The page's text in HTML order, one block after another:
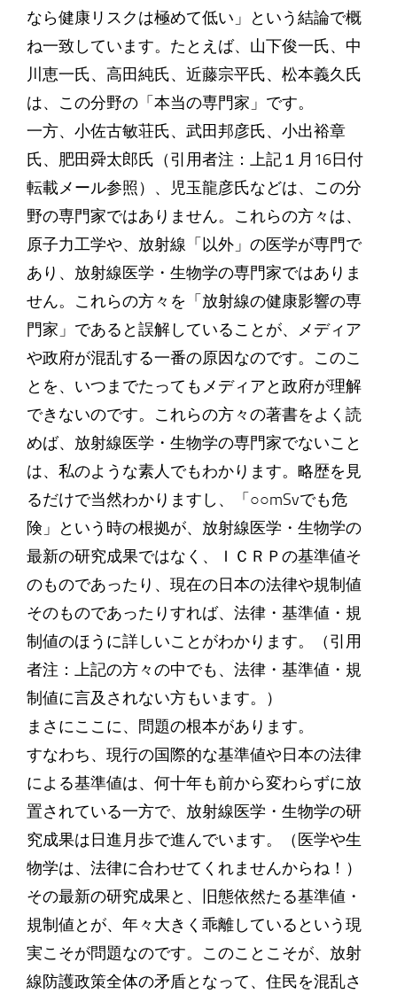
なら健康リスクは極めて低い」という結論で概
ね一致しています。たとえば、山下俊一氏、中
川恵一氏、高田純氏、近藤宗平氏、松本義久氏
は、この分野の「本当の専門家」です。
一方、小佐古敏荘氏、武田邦彦氏、小出裕章
氏、肥田舜太郎氏（引用者注：上記１月16日付
転載メール参照）、児玉龍彦氏などは、この分
野の専門家ではありません。これらの方々は、
原子力工学や、放射線「以外」の医学が専門で
あり、放射線医学・生物学の専門家ではありま
せん。これらの方々を「放射線の健康影響の専
門家」であると誤解していることが、メディア
や政府が混乱する一番の原因なのです。このこ
とを、いつまでたってもメディアと政府が理解
できないのです。これらの方々の著書をよく読
めば、放射線医学・生物学の専門家でないこと
は、私のような素人でもわかります。略歴を見
るだけで当然わかりますし、「○○mSvでも危
険」という時の根拠が、放射線医学・生物学の
最新の研究成果ではなく、ＩＣＲＰの基準値そ
のものであったり、現在の日本の法律や規制値
そのものであったりすれば、法律・基準値・規
制値のほうに詳しいことがわかります。（引用
者注：上記の方々の中でも、法律・基準値・規
制値に言及されない方もいます。）
まさにここに、問題の根本があります。
すなわち、現行の国際的な基準値や日本の法律
による基準値は、何十年も前から変わらずに放
置されている一方で、放射線医学・生物学の研
究成果は日進月歩で進んでいます。（医学や生
物学は、法律に合わせてくれませんからね！）
その最新の研究成果と、旧態依然たる基準値・
規制値とが、年々大きく乖離しているという現
実こそが問題なのです。このことこそが、放射
線防護政策全体の矛盾となって、住民を混乱さ